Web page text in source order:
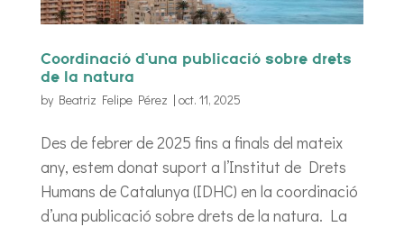
Coordinació d’una publicació sobre drets
de la natura
by Beatriz Felipe Pérez | oct. 11, 2025
Des de febrer de 2025 fins a finals del mateix
any, estem donat suport a l’Institut de Drets
Humans de Catalunya (IDHC) en la coordinació
d’una publicació sobre drets de la natura. La